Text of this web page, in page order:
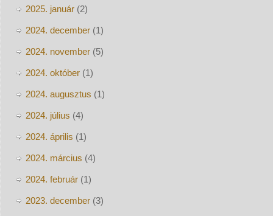
2025. január(2)
2024. december(1)
2024. november(5)
2024. október(1)
2024. augusztus (1)
2024. július (4)
2024. április (1)
2024. március (4)
2024. február(1)
2023. december(3)